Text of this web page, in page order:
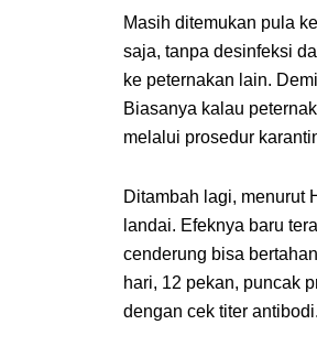
Masih ditemukan pula
saja, tanpa desinfeksi
ke peternakan lain.
Biasanya kalau
melalui prosedur
Ditambah lagi, menurut
landai. Efeknya baru
cenderung bisa
hari, 12 pekan, puncak
dengan cek titer